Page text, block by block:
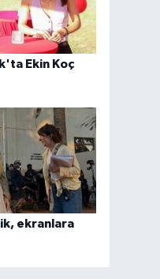
Ekin Koç
ekranlara